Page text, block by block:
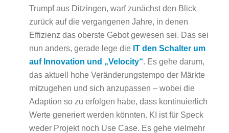
Trumpf aus Ditzingen, warf zunächst den Blick
zurück auf die vergangenen Jahre, in denen
Effizienz das oberste Gebot gewesen sei. Das sei
nun anders, gerade lege die IT den Schalter um
auf Innovation und „Velocity“. Es gehe darum,
das aktuell hohe Veränderungstempo der Märkte
mitzugehen und sich anzupassen – wobei die
Adaption so zu erfolgen habe, dass kontinuierlich
Werte generiert werden könnten. KI ist für Speck
weder Projekt noch Use Case. Es gehe vielmehr